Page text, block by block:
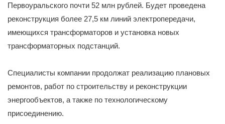
Первоуральского почти 52 млн рублей. Будет проведена
реконструкция более 27,5 км линий электропередачи,
имеющихся трансформаторов и установка новых
трансформаторных подстанций.
Специалисты компании продолжат реализацию плановых
ремонтов, работ по строительству и реконструкции
энергообъектов, а также по технологическому
присоединению.